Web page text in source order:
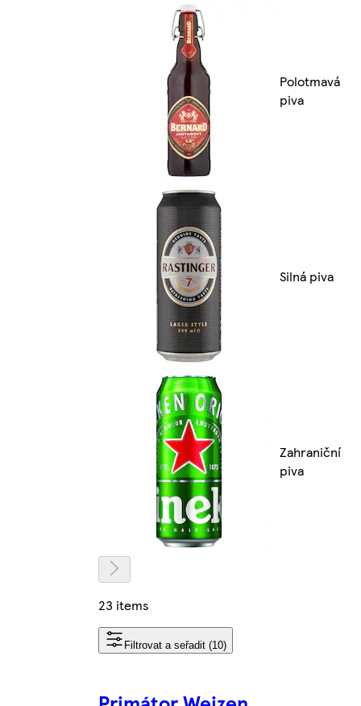
Polotmavá
piva
Silná piva
Zahraniční
piva
23 items
Filtrovat a seřadit (10)